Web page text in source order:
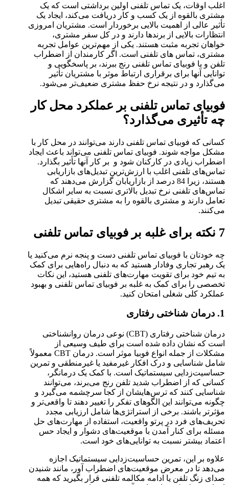
اغلب اوقات، یک تماس تلفنی اولین برداشتی است که یک
مشتری بالقوه از یک کسب و کار دریافت می‌کند، ایجاد یک
تأثیر عالی از اهمیت بالایی برخوردار است. مشتریان امروزی
انتظارات بالایی از برندها دارند و در کل سفر مشتری،
خواهان تجربه مثبت هستند. یکی از مهم‌ترین عوامل تجربه
مشتری، تماس های تلفنی است. اگر کارمندان از اضطراب
تلفن و یا فوبیای تماس تلفنی رنج ببرند، بر پاسخگویی و
توانایی آنها برای برقراری ارتباط موثر با مشتریان تأثیر
می‌گذارد و در نتیجه نرخ حفظ مشتری ضعیف‌تر می‌شود.
فوبیای تماس تلفنی بر عملکرد محل کار
چه تأثیری می‌گذارد؟
کسانی که فوبیای تماس تلفنی دارند می‌توانند در محل کار با
مشکل مواجه شوند. فوبیای تماس تلفنی می‌تواند باعث ایجاد
اضطراب زیادی در کارکنان شود و بر کار آنها تأثیر بگذارد.
تماس‌های تلفنی اغلب با ارزش‌ترین تبدیل‌های بازاریابی
هستند، زیرا 84 درصد از بازاریابان گزارش می‌دهند که
تماس‌های تلفنی نرخ تبدیل بالاتری نسبت به سایر اشکال
تعامل دارند و مشتری بالقوه را به مشتری حقیقی تبدیل
می‌کنند.
7 نکته برای غلبه بر فوبیای تماس تلفنی
چه خودتان با فوبیای تماس تلفنی دست و پنجه نرم می‌کنید یا
یک رهبر تجاری وفادار هستید که به دنبال راه‌هایی برای کمک
به تیم خود برای تقویت مهارت‌های تلفنی هستید، این نکات
تخصصی را برای کمک به غلبه بر فوبیای تماس تلفنی و بهبود
عملکرد کلی شغلی امتحان کنید.
1. درمان شناختی رفتاری
درمان شناختی رفتاری (CBT) نوعی درمان روانشناختی
است که نشان داده شده است برای طیف وسیعی از
مشکلات از جمله انواع فوبیا موثر است. درمان CBT معمولاً
شامل شناسایی و درک افکار غیرمفید یا غیرمنطقی و تمرین
حساسیت‌زدایی سیستماتیک است. با کمک یک درمانگر،
کسانی که از اضطراب شدید تلفن رنج می‌برند، می‌توانند
شناسایی کنند که ترس‌هایشان از کجا سرچشمه می‌گیرد و
چگونه می‌توانند این الگوهای تفکر را تغییر دهند تا واقعی‌تر و
مؤثرتر باشند. برخی از استراتژی‌ها شامل ارزیابی مجدد
تحریف‌های فرد در پرتو واقعیت، استفاده از مهارت‌های حل
مسئله برای کنار آمدن با موقعیت‌های دشوار و ایجاد حس
اعتماد بیشتر نسبت به توانایی‌های خود است.
علاوه بر این، تمرین حساسیت‌زدایی سیستماتیک اجازه
می‌دهد تا در معرض موقعیت‌های اضطراب آور، مانند شنیدن
صدای زنگ تلفن یا ادامه مکالمه تلفنی قرار بگیرید که همه